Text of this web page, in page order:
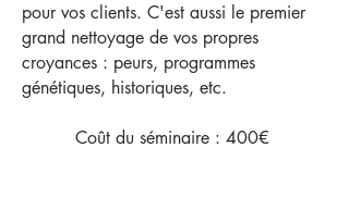
pour vos clients. C'est aussi le premier
grand nettoyage de vos propres
croyances : peurs, programmes
génétiques, historiques, etc.
Coût du séminaire : 400€